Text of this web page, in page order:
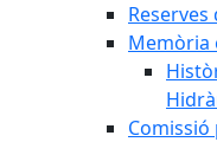
Memòria
Comissió